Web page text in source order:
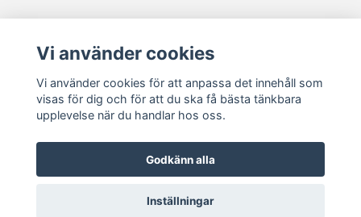
KUNDSERVICE
© Copyright Malou Larsson
Vi använder cookies
Vi använder cookies för att anpassa det innehåll som
visas för dig och för att du ska få bästa tänkbara
upplevelse när du handlar hos oss.
Godkänn alla
Inställningar